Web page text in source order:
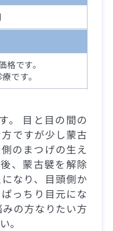
です。
です。
。 目と目の間の
ですが少し蒙古
のまつげの生え
、蒙古襞を解除
なり、目頭側か
っちり目元にな
の方なりたい方
。